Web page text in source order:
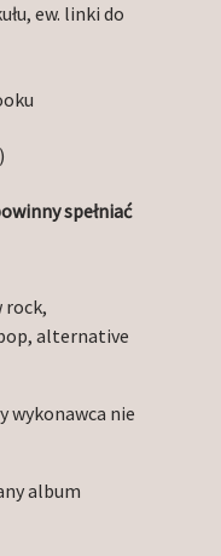
ew. linki do
spełniać
rock,
alternative
wykonawca nie
album